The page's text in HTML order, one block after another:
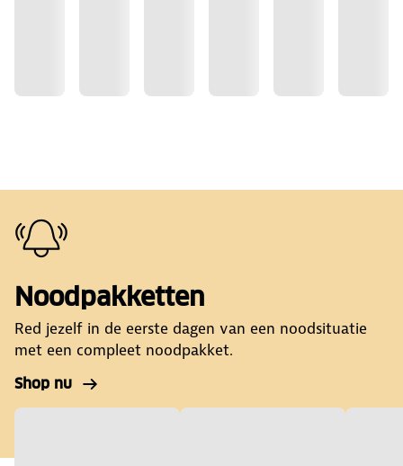
Noodpakketten
Red jezelf in de eerste dagen van een noodsituatie
met een compleet noodpakket.
Shop nu